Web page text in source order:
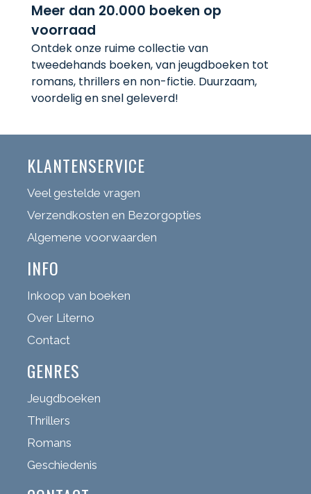
Meer dan 20.000 boeken op
voorraad
Ontdek onze ruime collectie van
tweedehands boeken, van jeugdboeken tot
romans, thrillers en non-fictie. Duurzaam,
voordelig en snel geleverd!
KLANTENSERVICE
Veel gestelde vragen
Verzendkosten en Bezorgopties
Algemene voorwaarden
INFO
Inkoop van boeken
Over Literno
Contact
GENRES
Jeugdboeken
Thrillers
Romans
Geschiedenis